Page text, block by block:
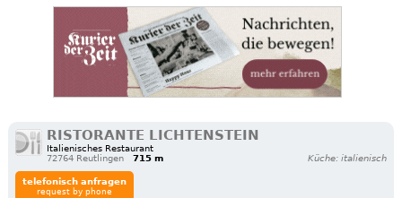
RISTORANTE LICHTENSTEIN
Italienisches Restaurant
72764 Reutlingen
715 m Küche: italienisch
telefonisch anfragen
request by phone